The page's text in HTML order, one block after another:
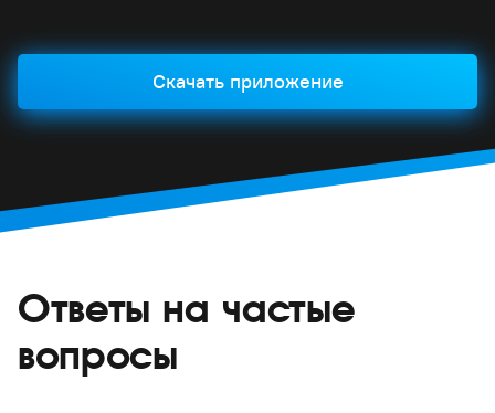
Скачать приложение
Ответы на частые
вопросы